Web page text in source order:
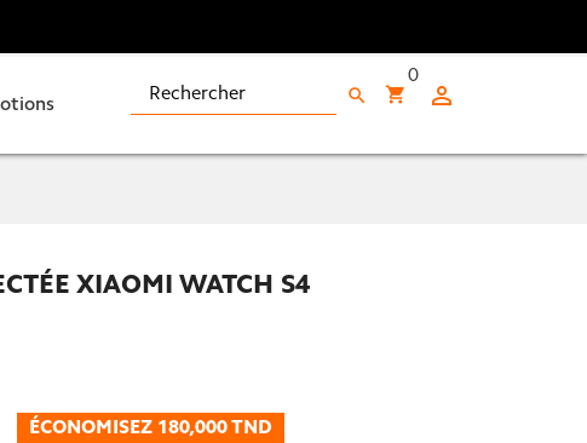

shopping_cart
0
search
XIAOMI WATCH S4
ÉCONOMISEZ 180,000 TND